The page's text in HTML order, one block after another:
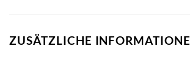
ZUSÄTZLICHE